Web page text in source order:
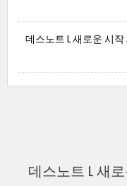
데스노트 L 새로운 시작
데스노트 L 새